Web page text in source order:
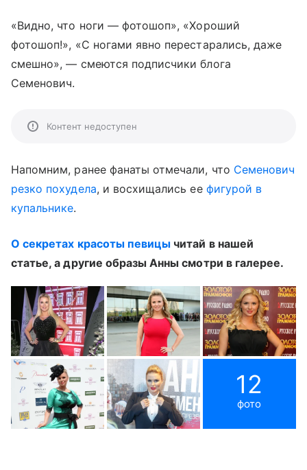
«Видно, что ноги — фотошоп», «Хороший
фотошоп!», «С ногами явно перестарались, даже
смешно», — смеются подписчики блога
Семенович.
Контент недоступен
Напомним, ранее фанаты отмечали, что Семенович
резко похудела, и восхищались ее фигурой в
купальнике.
О секретах красоты певицы читай в нашей
статье, а другие образы Анны смотри в галерее.
12
фото